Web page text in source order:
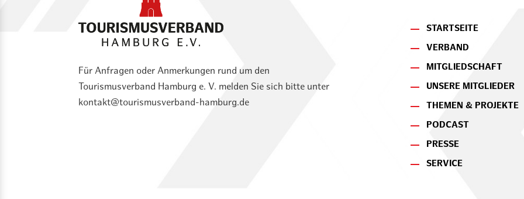
Für Anfragen oder Anmerkungen rund um den
Tourismusverband Hamburg e. V. melden Sie sich bitte unter
kontakt@tourismusverband-hamburg.de
STARTSEITE
VERBAND
MITGLIEDSCHAFT
UNSERE MITGLIEDER
THEMEN & PROJEKTE
PODCAST
PRESSE
SERVICE